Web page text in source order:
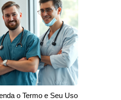
o Termo e Seu Uso